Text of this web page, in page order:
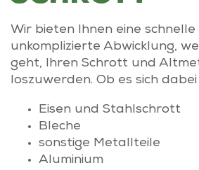
Wir bieten Ihnen eine schnelle
unkomplizierte Abwicklung,
geht, Ihren Schrott und
loszuwerden. Ob es sich
Eisen und Stahlschrott
Bleche
sonstige Metallteile
Aluminium